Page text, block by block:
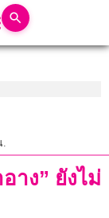
าง” ยังไม่